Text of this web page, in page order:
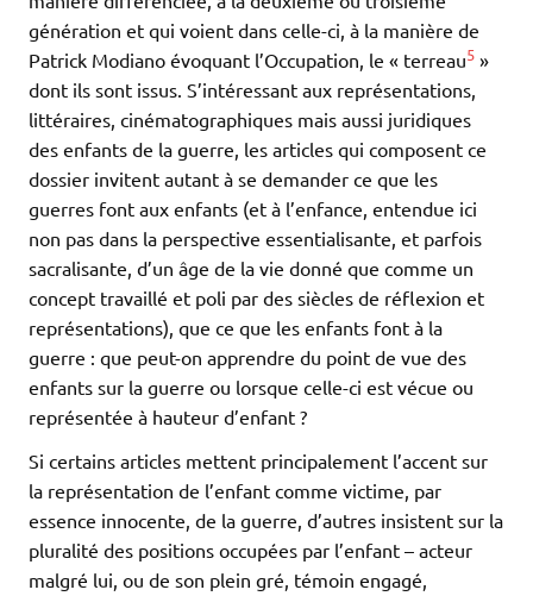
génération et qui voient dans celle-ci, à la manière de
Patrick Modiano évoquant l’Occupation, le « terreau5 »
dont ils sont issus. S’intéressant aux représentations,
littéraires, cinématographiques mais aussi juridiques
des enfants de la guerre, les articles qui composent ce
dossier invitent autant à se demander ce que les
guerres font aux enfants (et à l’enfance, entendue ici
non pas dans la perspective essentialisante, et parfois
sacralisante, d’un âge de la vie donné que comme un
concept travaillé et poli par des siècles de réflexion et
représentations), que ce que les enfants font à la
guerre : que peut-on apprendre du point de vue des
enfants sur la guerre ou lorsque celle-ci est vécue ou
représentée à hauteur d’enfant ?
Si certains articles mettent principalement l’accent sur
la représentation de l’enfant comme victime, par
essence innocente, de la guerre, d’autres insistent sur la
pluralité des positions occupées par l’enfant – acteur
malgré lui, ou de son plein gré, témoin engagé,